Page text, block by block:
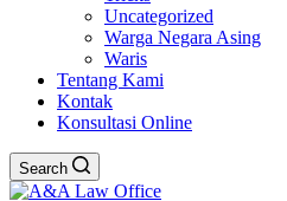
Uncategorized
Warga Negara Asing
Waris
Tentang Kami
Kontak
Konsultasi Online
Search